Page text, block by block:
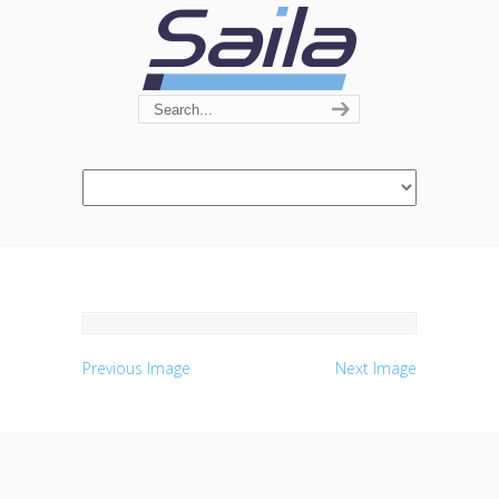
Previous Image Next Image